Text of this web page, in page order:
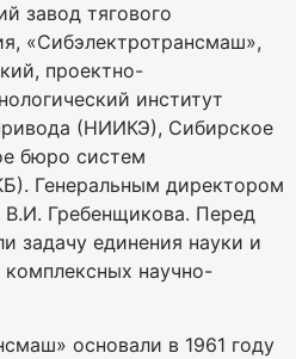
завод тягового
«Сибэлектротрансмаш»,
проектно-
институт
(НИИКЭ), Сибирское
бюро систем
Генеральным директором
В.И. Гребенщикова. Перед
задачу единения науки и
научно-
основали в 1961 году